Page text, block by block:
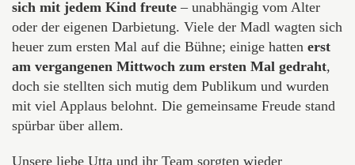
sich mit jedem Kind freute – unabhängig vom Alter
oder der eigenen Darbietung. Viele der Madl wagten sich
heuer zum ersten Mal auf die Bühne; einige hatten erst
am vergangenen Mittwoch zum ersten Mal gedraht,
doch sie stellten sich mutig dem Publikum und wurden
mit viel Applaus belohnt. Die gemeinsame Freude stand
spürbar über allem.
Unsere liebe Utta und ihr Team sorgten wieder